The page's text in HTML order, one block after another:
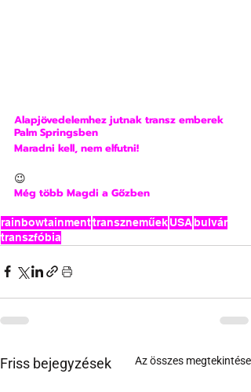
Alapjövedelemhez jutnak transz emberek
Palm Springsben
Maradni kell, nem elfutni!
😉
Még több Magdi a Gőzben
rainbowtainmenttranszneműekUSAbulvár
transzfóbia
Friss bejegyzések Az összes megtekintése